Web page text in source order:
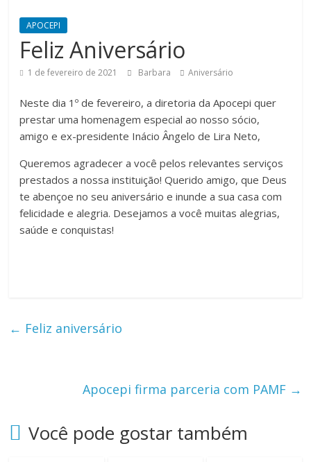
APOCEPI
Feliz Aniversário
1 de fevereiro de 2021 Barbara Aniversário
Neste dia 1º de fevereiro, a diretoria da Apocepi quer
prestar uma homenagem especial ao nosso sócio,
amigo e ex-presidente Inácio Ângelo de Lira Neto,
Queremos agradecer a você pelos relevantes serviços
prestados a nossa instituição! Querido amigo, que Deus
te abençoe no seu aniversário e inunde a sua casa com
felicidade e alegria. Desejamos a você muitas alegrias,
saúde e conquistas!
← Feliz aniversário
Apocepi firma parceria com PAMF →
Você pode gostar também